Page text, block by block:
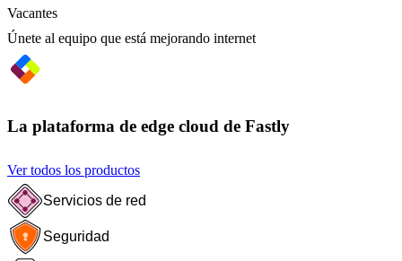
Vacantes
Únete al equipo que está mejorando internet
La plataforma de edge cloud de Fastly
Ver todos los productos
Servicios de red
Seguridad